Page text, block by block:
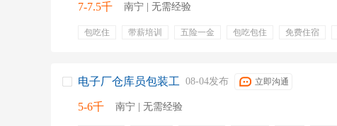
7-7.5千 南宁 | 无需经验
包吃住 带薪培训 五险一金 包吃包住 免费住宿
电子厂仓库员包装工 08-04发布 立即沟通
5-6千 南宁 | 无需经验